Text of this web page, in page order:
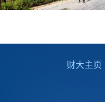
财大主页